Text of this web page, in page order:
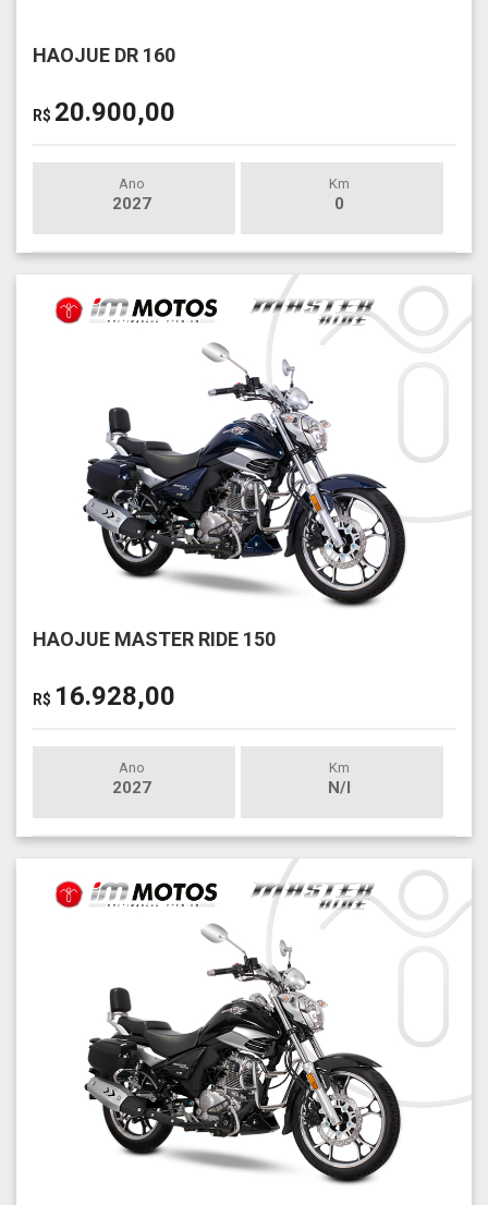
HAOJUE DR 160
R$ 20.900,00
Ano
2027
Km
0
HAOJUE MASTER RIDE 150
R$ 16.928,00
Ano
2027
Km
N/I